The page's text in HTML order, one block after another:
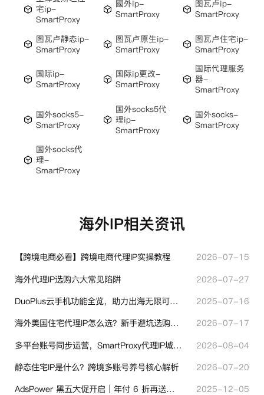
宅ip-
SmartProxy
國外ip-
SmartProxy
图瓦卢ip-
SmartProxy
图瓦卢静态ip-
SmartProxy
图瓦卢原生ip-
SmartProxy
图瓦卢住宅ip-
SmartProxy
国际ip-
SmartProxy
国际ip更改-
SmartProxy
国际代理服务
器-
SmartProxy
国外socks5-
SmartProxy
国外socks5代
理ip-
SmartProxy
国外socks-
SmartProxy
国外socks代
理-
SmartProxy
海外IP相关资讯
【跨境电商必看】跨境电商代理IP实操教程
2026-07-15
海外代理IP选购六大常见陷阱
2026-07-27
DuoPlus云手机功能全览，助力出海无限可能！
2025-07-16
海外美国住宅代理IP怎么选？新手避坑选购指南
2026-07-17
多平台账号同步运营，SmartProxy代理IP城市定位功能有哪些实用价值
2026-08-04
静态住宅IP是什么？跨境多账号养号核心解析
2026-07-20
AdsPower 黑五大促开启｜年付 6 折再送半年＋豪礼抽奖
2025-12-05